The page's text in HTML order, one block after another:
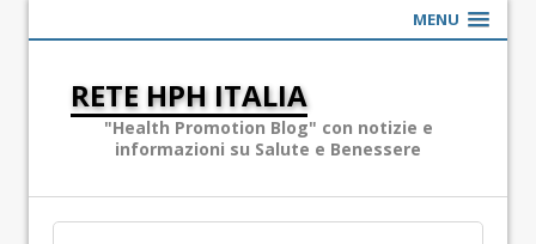
MENU
RETE HPH ITALIA
"Health Promotion Blog" con notizie e
informazioni su Salute e Benessere